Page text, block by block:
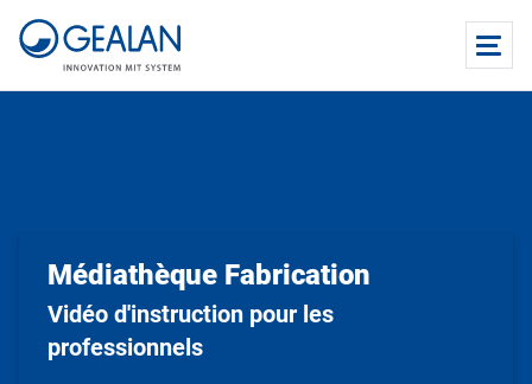
Médiathèque Fabrication
Vidéo d'instruction pour les
professionnels